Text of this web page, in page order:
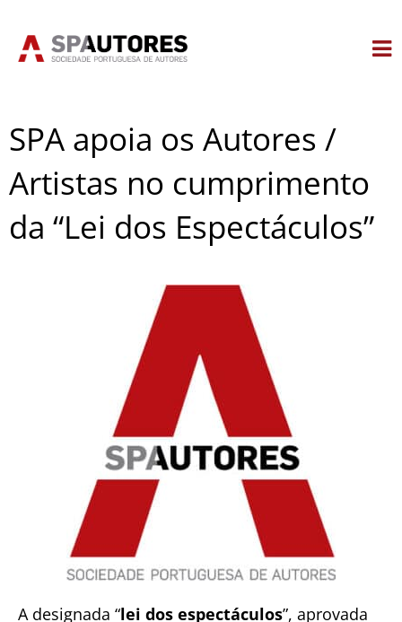
SPA apoia os Autores /
Artistas no cumprimento
da “Lei dos Espectáculos”
A designada “lei dos espectáculos”, aprovada